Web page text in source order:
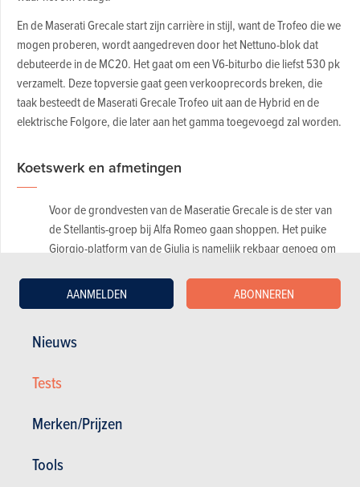
Nieuws
Tests
Merken/Prijzen
Tools
AANMELDEN ABONNEREN
En de Maserati Grecale start zijn carrière in stijl, want de Trofeo die we
mogen proberen, wordt aangedreven door het Nettuno-blok dat
debuteerde in de MC20. Het gaat om een V6-biturbo die liefst 530 pk
verzamelt. Deze topversie gaat geen verkooprecords breken, die
taak besteedt de Maserati Grecale Trofeo uit aan de Hybrid en de
elektrische Folgore, die later aan het gamma toegevoegd zal worden.
Koetswerk en afmetingen
Voor de grondvesten van de Maseratie Grecale is de ster van
de Stellantis-groep bij Alfa Romeo gaan shoppen. Het puike
Giorgio-platform van de Giulia is namelijk rekbaar genoeg om
terwijl die architectuur eveneens op elektrificering is voorzien.